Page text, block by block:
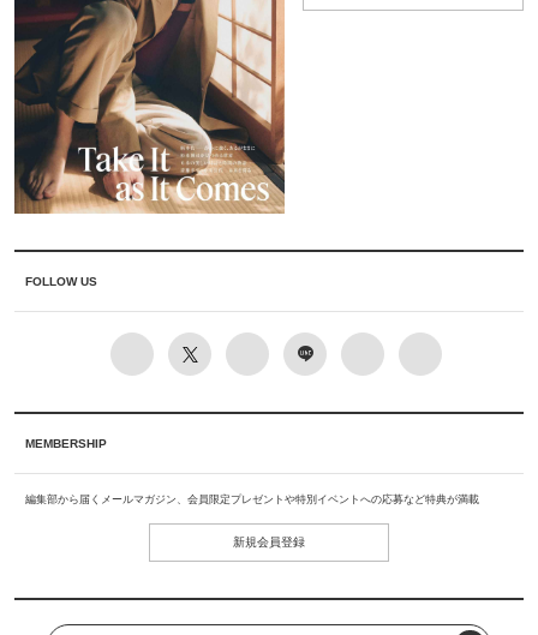
FOLLOW US
MEMBERSHIP
編集部から届くメールマガジン、会員限定プレゼントや特別イベントへの応募など特典が満載
新規会員登録